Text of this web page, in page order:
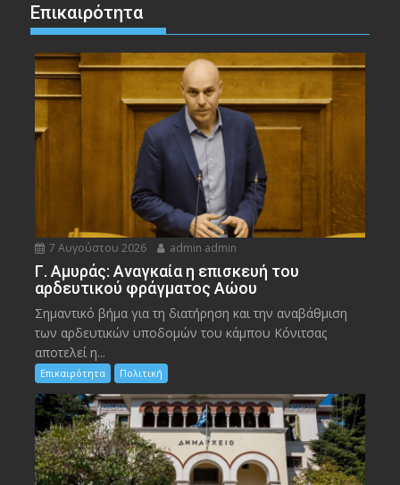
Επικαιρότητα
7 Αυγούστου 2026 admin admin
Γ. Αμυράς: Αναγκαία η επισκευή του
αρδευτικού φράγματος Αώου
Σημαντικό βήμα για τη διατήρηση και την αναβάθμιση
των αρδευτικών υποδομών του κάμπου Κόνιτσας
αποτελεί η...
Επικαιρότητα Πολιτική